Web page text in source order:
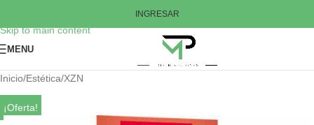
Skip to main content
INGRESAR
MENU
Inicio/Estética/XZN
¡Oferta!